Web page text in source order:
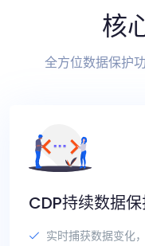
核
全方位数据保护
CDP持续数据
实时捕获数据变化